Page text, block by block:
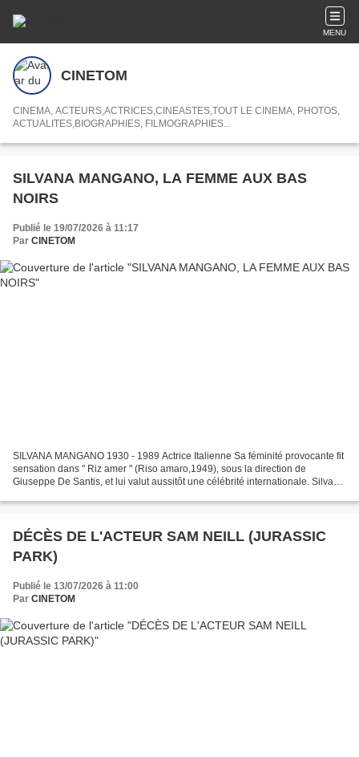
MENU
CINETOM
CINEMA, ACTEURS,ACTRICES,CINEASTES,TOUT LE CINEMA, PHOTOS,
ACTUALITES,BIOGRAPHIES, FILMOGRAPHIES...
SILVANA MANGANO, LA FEMME AUX BAS
NOIRS
Publié le 19/07/2026 à 11:17
Par CINETOM
SILVANA MANGANO 1930 - 1989 Actrice Italienne Sa féminité provocante fit
sensation dans " Riz amer " (Riso amaro,1949), sous la direction de
Giuseppe De Santis, et lui valut aussitôt une célébrité internationale. Silvana
DÉCÈS DE L'ACTEUR SAM NEILL (JURASSIC
PARK)
Publié le 13/07/2026 à 11:00
Par CINETOM